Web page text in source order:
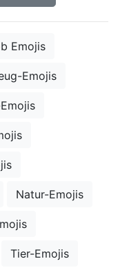
Emojis
Emojis
Natur-Emojis
Tier-Emojis